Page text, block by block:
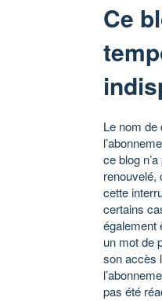
Ce
Le nom de
ce blog
renouvelé,
cette
certains
également
un mot de
son accès
pas été